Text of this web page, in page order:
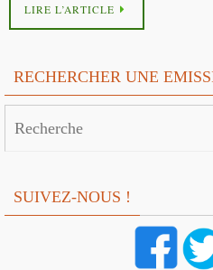
LIRE L’ARTICLE
RECHERCHER UNE
SUIVEZ-NOUS !